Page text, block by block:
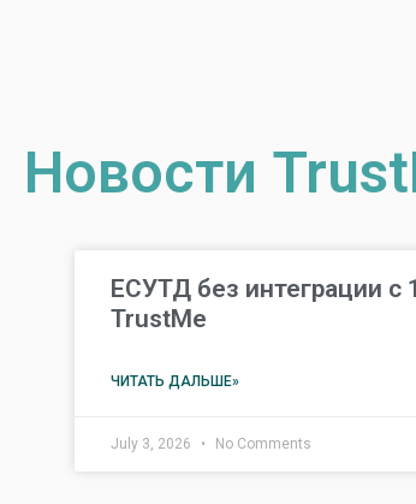
Новости
ЕСУТД без интеграции с
TrustMe
ЧИТАТЬ ДАЛЬШЕ»
July 3, 2026 No Comments